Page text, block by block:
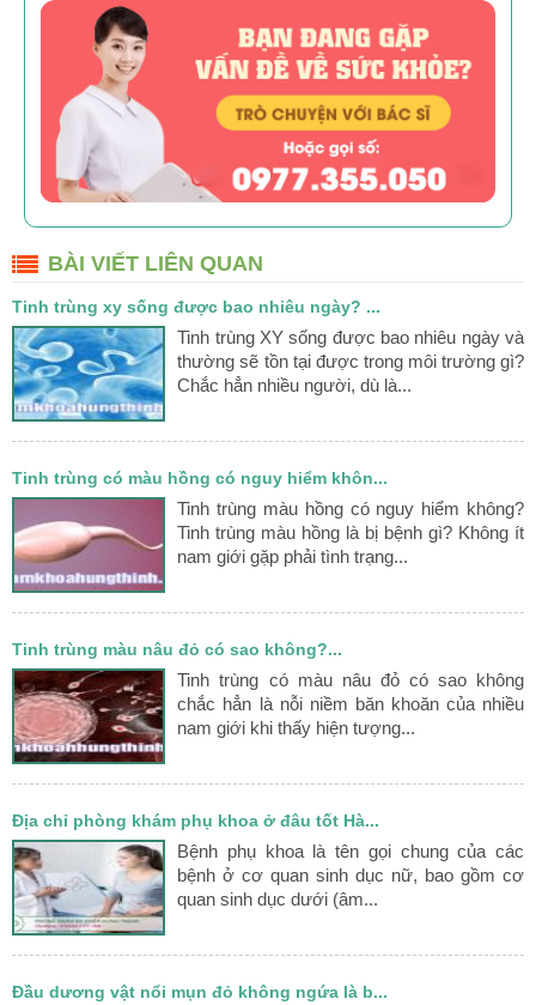
BÀI VIẾT LIÊN QUAN
Tinh trùng xy sống được bao nhiêu ngày? ...
Tinh trùng XY sống được bao nhiêu ngày và
thường sẽ tồn tại được trong môi trường gì?
Chắc hẳn nhiều người, dù là...
Tinh trùng có màu hồng có nguy hiểm khôn...
Tinh trùng màu hồng có nguy hiểm không?
Tinh trùng màu hồng là bị bệnh gì? Không ít
nam giới gặp phải tình trạng...
Tinh trùng màu nâu đỏ có sao không?...
Tinh trùng có màu nâu đỏ có sao không
chắc hẳn là nỗi niềm băn khoăn của nhiều
nam giới khi thấy hiện tượng...
Địa chỉ phòng khám phụ khoa ở đâu tốt Hà...
Bệnh phụ khoa là tên gọi chung của các
bệnh ở cơ quan sinh dục nữ, bao gồm cơ
quan sinh dục dưới (âm...
Đầu dương vật nổi mụn đỏ không ngứa là b...